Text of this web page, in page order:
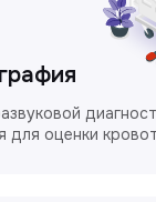
для оценки